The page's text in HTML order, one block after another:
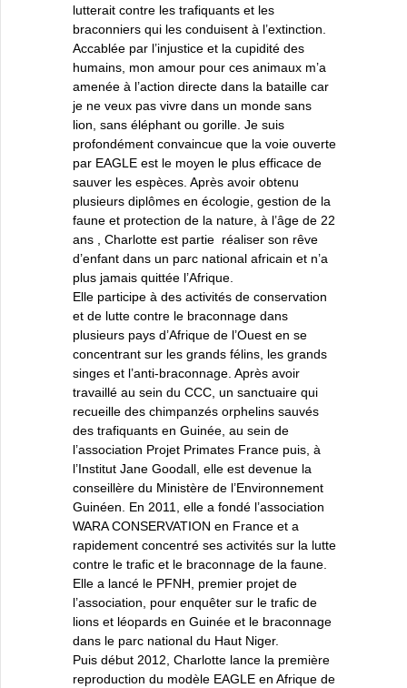
lutterait contre les trafiquants et les
braconniers qui les conduisent à l’extinction.
Accablée par l’injustice et la cupidité des
humains, mon amour pour ces animaux m’a
amenée à l’action directe dans la bataille car
je ne veux pas vivre dans un monde sans
lion, sans éléphant ou gorille. Je suis
profondément convaincue que la voie ouverte
par EAGLE est le moyen le plus efficace de
sauver les espèces. Après avoir obtenu
plusieurs diplômes en écologie, gestion de la
faune et protection de la nature, à l’âge de 22
ans , Charlotte est partie réaliser son rêve
d’enfant dans un parc national africain et n’a
plus jamais quittée l’Afrique.
Elle participe à des activités de conservation
et de lutte contre le braconnage dans
plusieurs pays d’Afrique de l’Ouest en se
concentrant sur les grands félins, les grands
singes et l’anti-braconnage. Après avoir
travaillé au sein du CCC, un sanctuaire qui
recueille des chimpanzés orphelins sauvés
des trafiquants en Guinée, au sein de
l’association Projet Primates France puis, à
l’Institut Jane Goodall, elle est devenue la
conseillère du Ministère de l’Environnement
Guinéen. En 2011, elle a fondé l’association
WARA CONSERVATION en France et a
rapidement concentré ses activités sur la lutte
contre le trafic et le braconnage de la faune.
Elle a lancé le PFNH, premier projet de
l’association, pour enquêter sur le trafic de
lions et léopards en Guinée et le braconnage
dans le parc national du Haut Niger.
Puis début 2012, Charlotte lance la première
reproduction du modèle EAGLE en Afrique de